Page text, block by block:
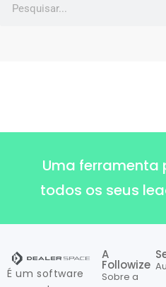
Uma ferramenta
todos os seus
É um software
A
Followize
Sobre a